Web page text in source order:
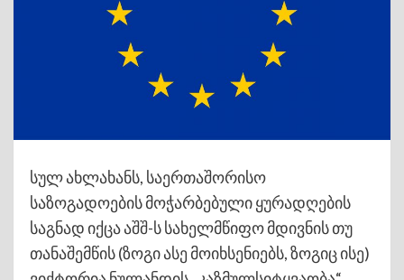
სულ ახლახანს, საერთაშორისო
საზოგადოების მოჭარბებული ყურადღების
საგნად იქცა აშშ-ს სახელმწიფო მდივნის თუ
თანაშემწის (ზოგი ასე მოიხსენიებს, ზოგიც ისე)